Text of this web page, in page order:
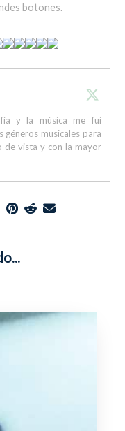
botones.
y la música me fui
géneros musicales para
de vista y con la mayor